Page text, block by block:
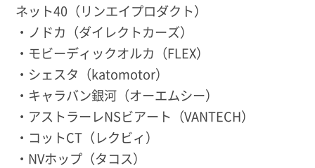
ネット40（リンエイプロダクト）
・ノドカ（ダイレクトカーズ）
・モビーディックオルカ（FLEX）
・シェスタ（katomotor）
・キャラバン銀河（オーエムシー）
・アストラーレNSビアート（VANTECH）
・コットCT（レクビィ）
・NVホップ（タコス）